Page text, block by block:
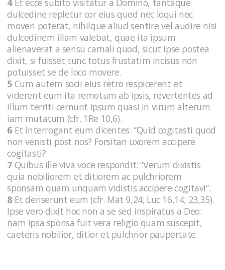
4Et ecce subito visitatur a Domino, tantaque
dulcedine repletur cor eius quod nec loqui nec
moveri poterat, nihilque aliud sentire vel audire nisi
dulcedinem illam valebat, quae ita ipsum
alienaverat a sensu carnali quod, sicut ipse postea
dixit, si fuisset tunc totus frustatim incisus non
potuisset se de loco movere.
5 Cum autem socii eius retro respicerent et
viderent eum ita remotum ab ipsis, revertentes ad
illum territi cernunt ipsum quasi in virum alterum
iam mutatum (cfr. 1Re 10,6).
6 Et interrogant eum dicentes: “Quid cogitasti quod
non venisti post nos? Forsitan uxorem accipere
cogitasti?
7 Quibus ille viva voce respondit: “Verum dixistis
quia nobiliorem et ditiorem ac pulchriorem
sponsam quam unquam vidistis accipere cogitavi”.
8 Et deriserunt eum (cfr. Mat 9,24; Luc 16,14; 23,35).
Ipse vero dixit hoc non a se sed inspiratus a Deo:
nam ipsa sponsa fuit vera religio quam suscepit,
caeteris nobilior, ditior et pulchrior paupertate.